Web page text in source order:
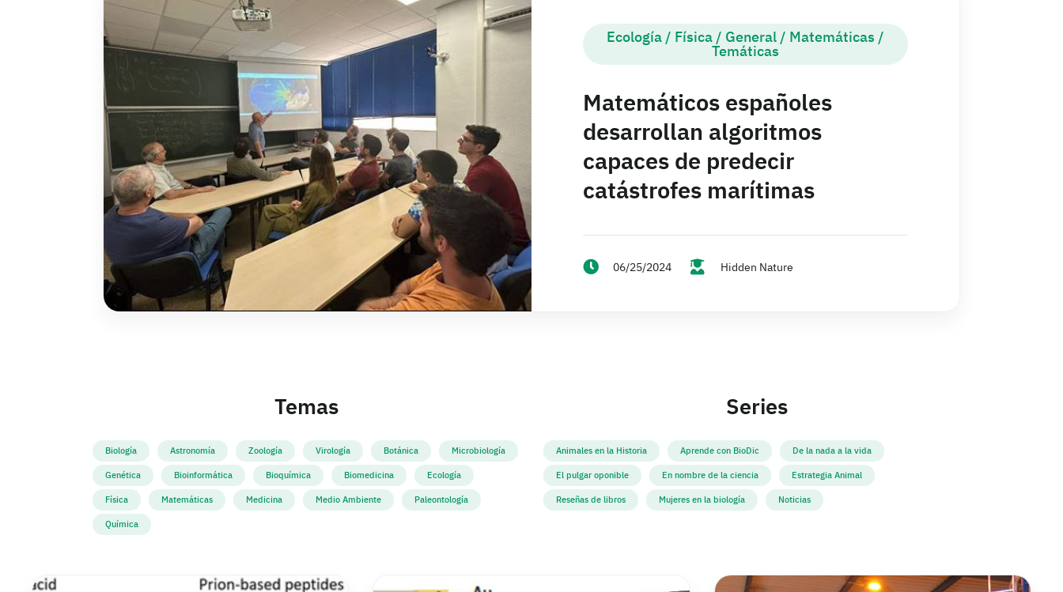
Ecología / Física / General / Matemáticas /
Temáticas
Matemáticos españoles
desarrollan algoritmos
capaces de predecir
catástrofes marítimas
06/25/2024 Hidden Nature
Temas
Biología Astronomía Zoología Virología Botánica Microbiología
Genética Bioinformática Bioquímica Biomedicina Ecología
Física Matemáticas Medicina Medio Ambiente Paleontología
Química
Series
Animales en la Historia Aprende con BioDic De la nada a la vida
El pulgar oponible En nombre de la ciencia Estrategia Animal
Reseñas de libros Mujeres en la biología Noticias